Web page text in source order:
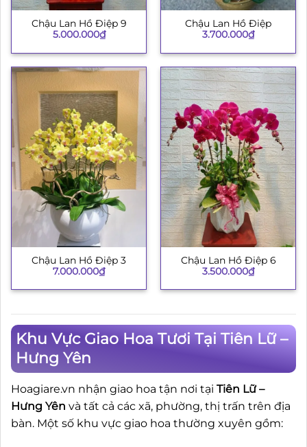
Chậu Lan Hồ Điệp 9
5.000.000₫
Chậu Lan Hồ Điệp
3.700.000₫
Chậu Lan Hồ Điệp 3
7.000.000₫
Chậu Lan Hồ Điệp 6
3.500.000₫
Khu Vực Giao Hoa Tươi Tại Tiên Lữ –
Hưng Yên
Hoagiare.vn nhận giao hoa tận nơi tại Tiên Lữ –
Hưng Yên và tất cả các xã, phường, thị trấn trên địa
bàn. Một số khu vực giao hoa thường xuyên gồm: